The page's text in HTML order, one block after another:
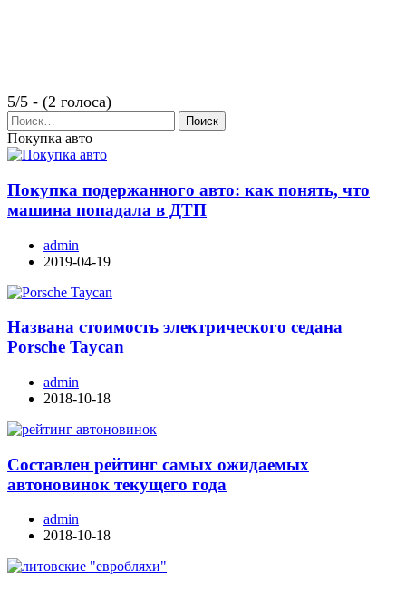
5/5 - (2 голоса)
Найти:
Покупка авто
Покупка подержанного авто: как понять, что
машина попадала в ДТП
admin
2019-04-19
Названа стоимость электрического седана
Porsche Taycan
admin
2018-10-18
Составлен рейтинг самых ожидаемых
автоновинок текущего года
admin
2018-10-18